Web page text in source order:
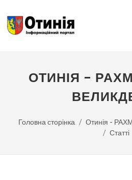
ОТИНІЯ -
Головна сторінка
Отинія -
Статті